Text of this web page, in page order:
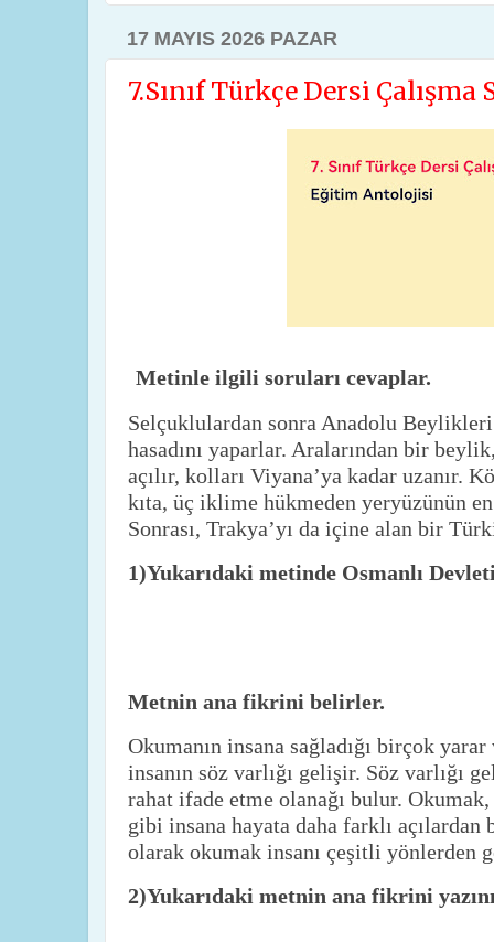
17 MAYIS 2026 PAZAR
7.Sınıf Türkçe Dersi Çalışma
Metinle ilgili soruları cevaplar.
Selçuklulardan sonra Anadolu
hasadını yaparlar. Aralarından bir
açılır, kolları Viyana’ya kadar uzanır.
kıta, üç iklime hükmeden yeryüzünün
Sonrası, Trakya’yı da içine alan bir
1)Yukarıdaki metinde Osmanlı
Metnin ana fikrini belirler.
Okumanın insana sağladığı birçok
insanın söz varlığı gelişir. Söz varlığı
rahat ifade etme olanağı bulur.
gibi insana hayata daha farklı açılardan
olarak okumak insanı çeşitli
2)Yukarıdaki metnin ana fikrini